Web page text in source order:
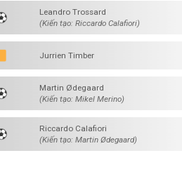
Leandro Trossard
(Kiến tạo: Riccardo Calafiori)
Jurrien Timber
Martin Ødegaard
(Kiến tạo: Mikel Merino)
Riccardo Calafiori
(Kiến tạo: Martin Ødegaard)